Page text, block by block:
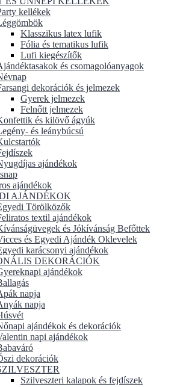
kellékek
Klasszikus latex lufik
Fólia és tematikus lufik
Lufi kiegészítők
és csomagolóanyagok
dekorációk és jelmezek
Gyerek jelmezek
Felnőtt jelmezek
és kilövő ágyúk
és leánybúcsú
ajándékok
ajándékok
AJÁNDÉKOK
Törölközők
textil ajándékok
és Jókívánság Befőttek
és Egyedi Ajándék Oklevelek
karácsonyi ajándékok
DEKORÁCIÓK
ajándékok
napja
napja
ajándékok és dekorációk
napi ajándékok
dekorációk
Szilveszteri kalapok és fejdíszek